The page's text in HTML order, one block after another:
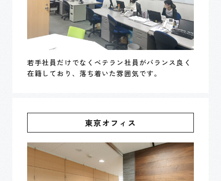
若手社員だけでなくベテラン社員がバランス良く
在籍しており、落ち着いた雰囲気です。
東京オフィス